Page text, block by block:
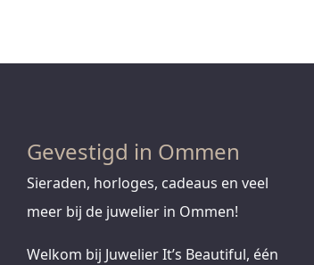
Gevestigd in Ommen
Sieraden, horloges, cadeaus en veel
meer bij de juwelier in Ommen!
Welkom bij Juwelier It’s Beautiful, één